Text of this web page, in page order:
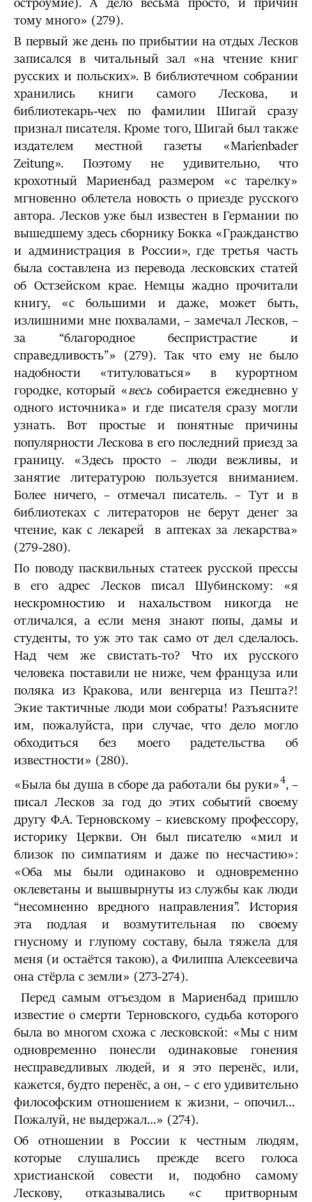
остроумие). А дело весьма просто, и причин
тому много» (279).
В первый же день по прибытии на отдых Лесков
записался в читальный зал «на чтение книг
русских и польских». В библиотечном собрании
хранились книги самого Лескова, и
библиотекарь-чех по фамилии Шигай сразу
признал писателя. Кроме того, Шигай был также
издателем местной газеты «Marienbader
Zeitung». Поэтому не удивительно, что
крохотный Мариенбад размером «с тарелку»
мгновенно облетела новость о приезде русского
автора. Лесков уже был известен в Германии по
вышедшему здесь сборнику Бокка «Гражданство
и администрация в России», где третья часть
была составлена из перевода лесковских статей
об Остзейском крае. Немцы жадно прочитали
книгу, «с большими и даже, может быть,
излишними мне похвалами, – замечал Лесков, –
за “благородное беспристрастие и
справедливость”» (279). Так что ему не было
надобности «титуловаться» в курортном
городке, который «весь собирается ежедневно у
одного источника» и где писателя сразу могли
узнать. Вот простые и понятные причины
популярности Лескова в его последний приезд за
границу. «Здесь просто – люди вежливы, и
занятие литературою пользуется вниманием.
Более ничего, – отмечал писатель. – Тут и в
библиотеках с литераторов не берут денег за
чтение, как с лекарей в аптеках за лекарства»
(279-280).
По поводу пасквильных статеек русской прессы
в его адрес Лесков писал Шубинскому: «я
нескромностию и нахальством никогда не
отличался, а если меня знают попы, дамы и
студенты, то уж это так само от дел сделалось.
Над чем же свистать-то? Что их русского
человека поставили не ниже, чем француза или
поляка из Кракова, или венгерца из Пешта?!
Экие тактичные люди мои собраты! Разъясните
им, пожалуйста, при случае, что дело могло
обходиться без моего радетельства об
известности» (280).
«Была бы душа в сборе да работали бы руки»4, –
писал Лесков за год до этих событий своему
другу Ф.А. Терновскому – киевскому профессору,
историку Церкви. Он был писателю «мил и
близок по симпатиям и даже по несчастию»:
«Оба мы были одинаково и одновременно
оклеветаны и вышвырнуты из службы как люди
“несомненно вредного направления”. История
эта подлая и возмутительная по своему
гнусному и глупому составу, была тяжела для
меня (и остаётся такою), а Филиппа Алексеевича
она стёрла с земли» (273-274).
Перед самым отъездом в Мариенбад пришло
известие о смерти Терновского, судьба которого
была во многом схожа с лесковской: «Мы с ним
одновременно понесли одинаковые гонения
несправедливых людей, и я это перенёс, или,
кажется, будто перенёс, а он, – с его удивительно
философским отношением к жизни, – опочил…
Пожалуй, не выдержал…» (274).
Об отношении в России к честным людям,
которые слушались прежде всего голоса
христианской совести и, подобно самому
Лескову, отказывались «с притворным